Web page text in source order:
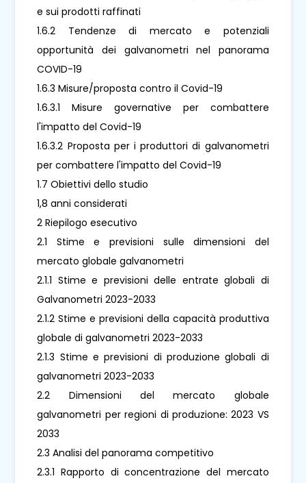
e sui prodotti raffinati
1.6.2 Tendenze di mercato e potenziali
opportunità dei galvanometri nel panorama
COVID-19
1.6.3 Misure/proposta contro il Covid-19
1.6.3.1 Misure governative per combattere
l'impatto del Covid-19
1.6.3.2 Proposta per i produttori di galvanometri
per combattere l'impatto del Covid-19
1.7 Obiettivi dello studio
1,8 anni considerati
2 Riepilogo esecutivo
2.1 Stime e previsioni sulle dimensioni del
mercato globale galvanometri
2.1.1 Stime e previsioni delle entrate globali di
Galvanometri 2023-2033
2.1.2 Stime e previsioni della capacità produttiva
globale di galvanometri 2023-2033
2.1.3 Stime e previsioni di produzione globali di
galvanometri 2023-2033
2.2 Dimensioni del mercato globale
galvanometri per regioni di produzione: 2023 VS
2033
2.3 Analisi del panorama competitivo
2.3.1 Rapporto di concentrazione del mercato